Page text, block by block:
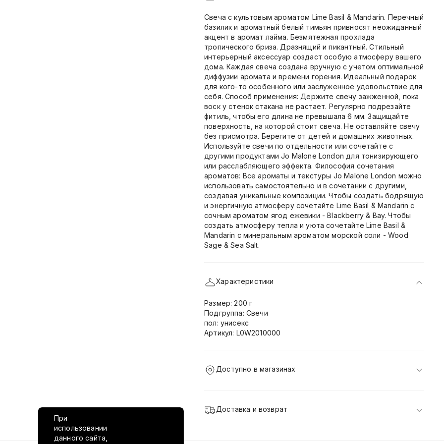
Свеча с культовым ароматом Lime Basil & Mandarin. Перечный
базилик и ароматный белый тимьян привносят неожиданный
акцент в аромат лайма. Безмятежная прохлада
тропического бриза. Дразнящий и пикантный. Стильный
интерьерный аксессуар создаст особую атмосферу вашего
дома. Каждая свеча создана вручную с учетом оптимальной
диффузии аромата и времени горения. Идеальный подарок
для кого-то особенного или заслуженное удовольствие для
себя. Способ применения: Держите свечу зажженной, пока
воск у стенок стакана не растает. Регулярно подрезайте
фитиль, чтобы его длина не превышала 6 мм. Защищайте
поверхность, на которой стоит свеча. Не оставляйте свечу
без присмотра. Берегите от детей и домашних животных.
Используйте свечи по отдельности или сочетайте с
другими продуктами Jo Malone London для тонизирующего
или расслабляющего эффекта. Философия сочетания
ароматов: Все ароматы и текстуры Jo Malone London можно
использовать самостоятельно и в сочетании с другими,
создавая уникальные композиции. Чтобы создать бодрящую
и энергичную атмосферу сочетайте Lime Basil & Mandarin с
сочным ароматом ягод ежевики - Blackberry & Bay. Чтобы
создать атмосферу тепла и уюта сочетайте Lime Basil &
Mandarin с минеральным ароматом морской соли - Wood
Sage & Sea Salt.
Характеристики
Размер: 200 г
Подгруппа: Свечи
пол: унисекс
Артикул: L0W2010000
Доступно в магазинах
Доставка и возврат
При
использовании
данного сайта,